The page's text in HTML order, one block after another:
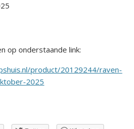
op onderstaande link:
product/20129244/raven-
2025